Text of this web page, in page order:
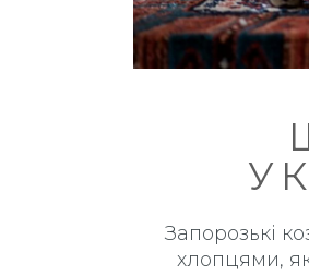
Запорозькі
хлопцями,